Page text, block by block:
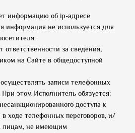
информацию об ip-адресе
информация не используется для
ответственности за сведения,
на Сайте в общедоступной
записи телефонных
При этом Исполнитель обязуется:
доступа к
ходе телефонных переговоров, и/
лицам, не имеющим